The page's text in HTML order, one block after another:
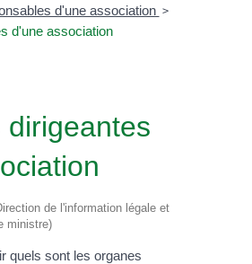
d'une association >
d'une association
dirigeantes
de l'information légale et
ministre)
quels sont les organes